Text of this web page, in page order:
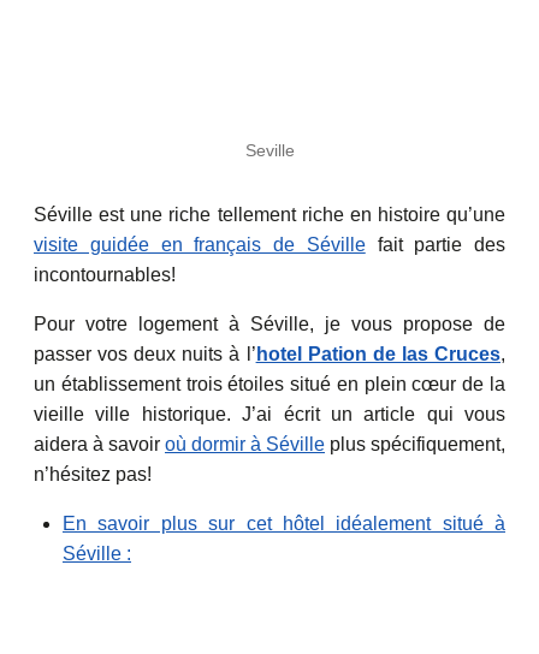
Seville
Séville est une riche tellement riche en histoire qu’une
visite guidée en français de Sévillefait partie des
incontournables!
Pour votre logement à Séville, je vous propose de
passer vos deux nuits à l’ hotel Pation de las Cruces,
un établissement trois étoiles situé en plein cœur de la
vieille ville historique. J’ai écrit un article qui vous
aidera à savoir où dormir à Séville plus spécifiquement,
n’hésitez pas!
En savoir plus sur cet hôtel idéalement situé à
Séville :